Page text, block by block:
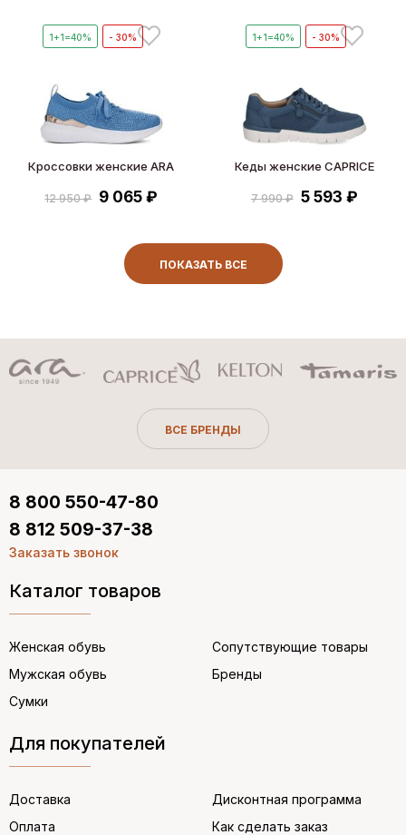
1+1=40% - 30%
Кроссовки женские ARA
12 950 ₽ 9 065 ₽
1+1=40% - 30%
Кеды женские CAPRICE
7 990 ₽ 5 593 ₽
ПОКАЗАТЬ ВСЕ
ВСЕ БРЕНДЫ
Каталог товаров
Женская обувь
Мужская обувь
Сумки
Сопутствующие товары
Бренды
Для покупателей
Доставка
Оплата
Дисконтная программа
Как сделать заказ
8 800 550-47-80
8 812 509-37-38
Заказать звонок